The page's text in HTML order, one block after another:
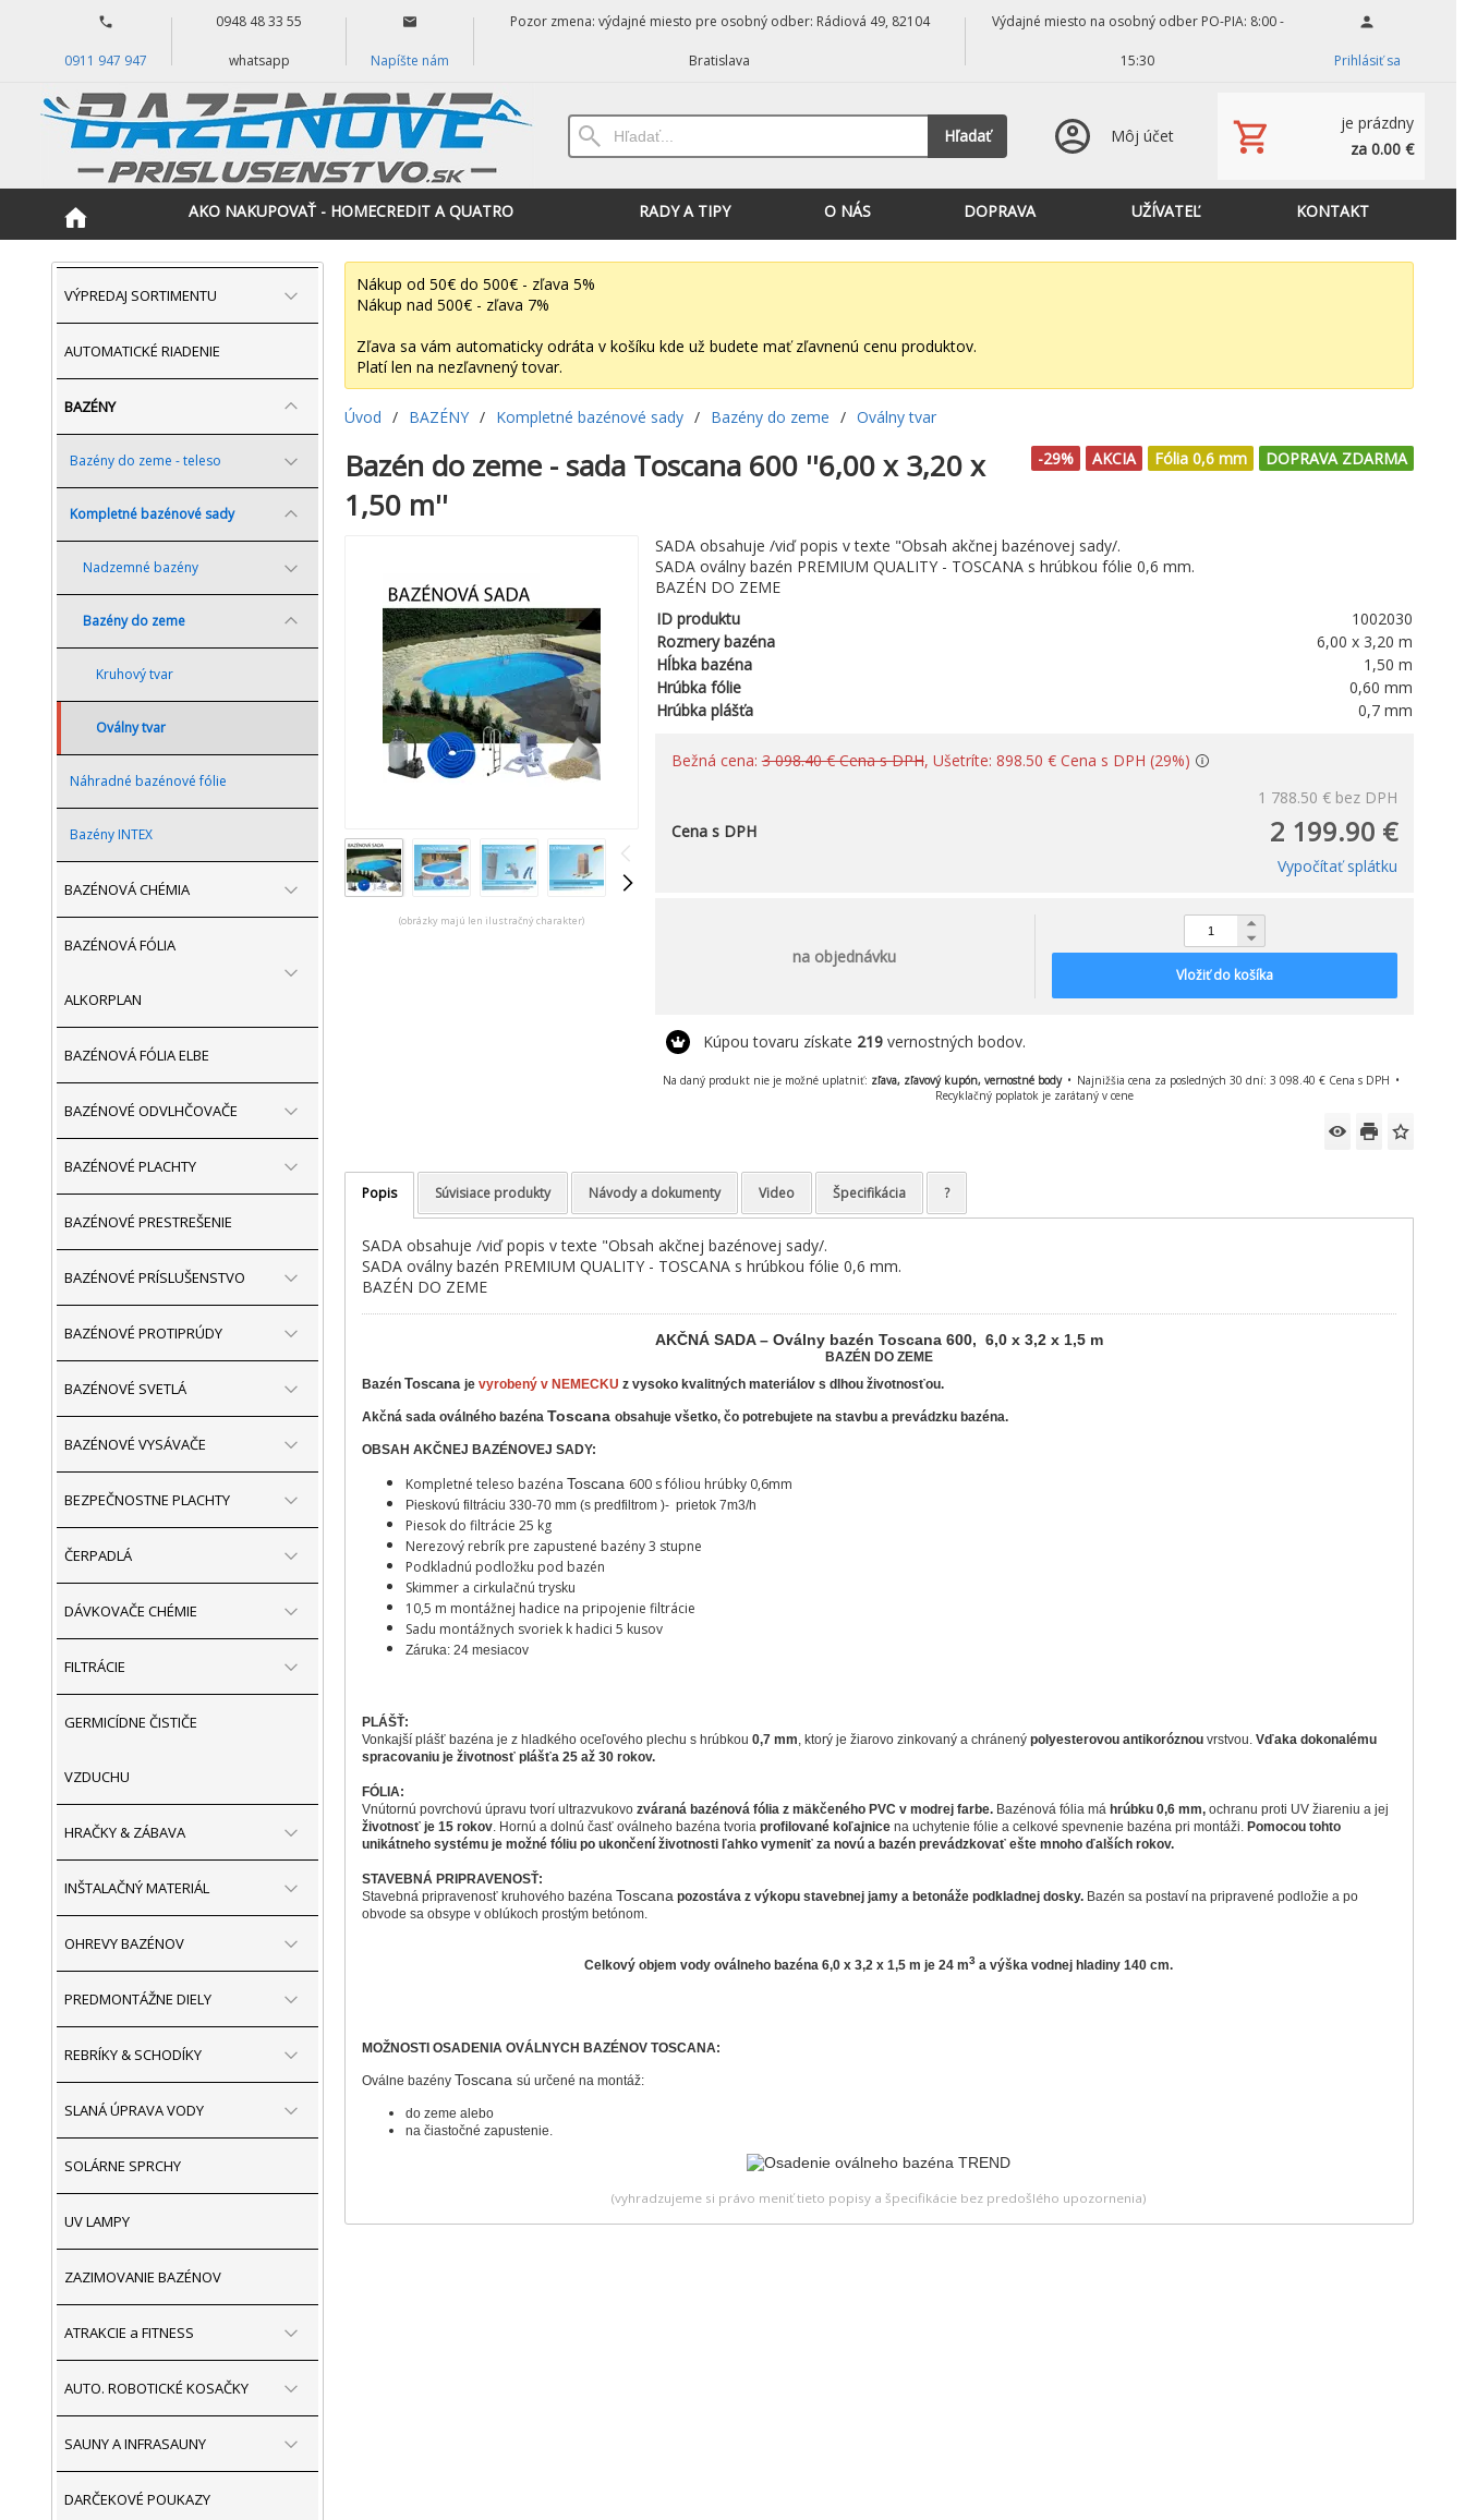
0911 947 947
0948 48 33 55
whatsapp Napíšte nám
Pozor zmena: výdajné miesto pre osobný odber: Rádiová 49, 82104
Bratislava
Výdajné miesto na osobný odber PO-PIA: 8:00 -
15:30 Prihlásiť sa
Hľadať Môj účet
je prázdny
za 0.00 €
AKO NAKUPOVAŤ - HOMECREDIT A QUATRO RADY A TIPY O NÁS DOPRAVA UŽÍVATEĽ KONTAKT
VÝPREDAJ SORTIMENTU
AUTOMATICKÉ RIADENIE
BAZÉNY
Bazény do zeme - teleso
Kompletné bazénové sady
Nadzemné bazény
Bazény do zeme
Kruhový tvar
Oválny tvar
Náhradné bazénové fólie
Bazény INTEX
BAZÉNOVÁ CHÉMIA
BAZÉNOVÁ FÓLIA
ALKORPLAN
BAZÉNOVÁ FÓLIA ELBE
BAZÉNOVÉ ODVLHČOVAČE
BAZÉNOVÉ PLACHTY
BAZÉNOVÉ PRESTREŠENIE
BAZÉNOVÉ PRÍSLUŠENSTVO
BAZÉNOVÉ PROTIPRÚDY
BAZÉNOVÉ SVETLÁ
BAZÉNOVÉ VYSÁVAČE
BEZPEČNOSTNE PLACHTY
ČERPADLÁ
DÁVKOVAČE CHÉMIE
FILTRÁCIE
GERMICÍDNE ČISTIČE
VZDUCHU
HRAČKY & ZÁBAVA
INŠTALAČNÝ MATERIÁL
OHREVY BAZÉNOV
PREDMONTÁŽNE DIELY
REBRÍKY & SCHODÍKY
SLANÁ ÚPRAVA VODY
SOLÁRNE SPRCHY
UV LAMPY
ZAZIMOVANIE BAZÉNOV
ATRAKCIE a FITNESS
AUTO. ROBOTICKÉ KOSAČKY
SAUNY A INFRASAUNY
DARČEKOVÉ POUKAZY
Nákup od 50€ do 500€ - zľava 5%
Nákup nad 500€ - zľava 7%
Zľava sa vám automaticky odráta v košíku kde už budete mať zľavnenú cenu produktov.
Platí len na nezľavnený tovar.
Úvod / BAZÉNY / Kompletné bazénové sady / Bazény do zeme / Oválny tvar
DOPRAVA ZDARMA
Fólia 0,6 mm
AKCIA
-29%
Bazén do zeme - sada Toscana 600 ''6,00 x 3,20 x
1,50 m''
(obrázky majú len ilustračný charakter)
SADA obsahuje /viď popis v texte "Obsah akčnej bazénovej sady/.
SADA oválny bazén PREMIUM QUALITY - TOSCANA s hrúbkou fólie 0,6 mm.
BAZÉN DO ZEME
ID produktu
1002030
Rozmery bazéna
6,00 x 3,20 m
Hĺbka bazéna
1,50 m
Hrúbka fólie
0,60 mm
Hrúbka plášťa
0,7 mm
Bežná cena:3 098.40 € Cena s DPH, Ušetríte: 898.50 € Cena s DPH (29%)
1 788.50 € bez DPH
2 199.90 €
Cena s DPH
Vypočítať splátku
na objednávku
Vložiť do košíka
Kúpou tovaru získate 219vernostných bodov.
Na daný produkt nie je možné uplatniť: zľava, zľavový kupón, vernostné body
Najnižšia cena za posledných 30 dní: 3 098.40 € Cena s DPH
Recyklačný poplatok je zarátaný v cene
Popis Súvisiace produkty Návody a dokumenty Video Špecifikácia ?
SADA obsahuje /viď popis v texte "Obsah akčnej bazénovej sady/.
SADA oválny bazén PREMIUM QUALITY - TOSCANA s hrúbkou fólie 0,6 mm.
BAZÉN DO ZEME
AKČNÁ SADA – Oválny bazén Toscana​ 600, 6,0 x 3,2 x 1,5 m
BAZÉN DO ZEME
Bazén Toscana​ je vyrobený v NEMECKU z vysoko kvalitných materiálov s dlhou životnosťou.
Akčná sada oválného bazéna Toscana​ obsahuje všetko, čo potrebujete na stavbu a prevádzku bazéna.
OBSAH AKČNEJ BAZÉNOVEJ SADY:
Kompletné teleso bazéna Toscana​ 600 s fóliou hrúbky 0,6mm
Pieskovú filtráciu 330-70 mm (s predfiltrom )- prietok 7m3/h
Piesok do filtrácie 25 kg
Nerezový rebrík pre zapustené bazény 3 stupne
Podkladnú podložku pod bazén
Skimmer a cirkulačnú trysku
10,5 m montážnej hadice na pripojenie filtrácie
Sadu montážnych svoriek k hadici 5 kusov
Záruka: 24 mesiacov
PLÁŠŤ:
Vonkajší plášť bazéna je z hladkého oceľového plechu s hrúbkou 0,7 mm, ktorý je žiarovo zinkovaný a chránený polyesterovou antikoróznou vrstvou. Vďaka dokonalému
spracovaniu je životnosť plášťa 25 až 30 rokov.
FÓLIA:
Vnútornú povrchovú úpravu tvorí ultrazvukovo zváraná bazénová fólia z mäkčeného PVC v modrej farbe. Bazénová fólia máhrúbku 0,6 mm,ochranu proti UV žiareniu a jej
životnosť je 15 rokov. Hornú a dolnú časť oválneho bazéna tvoria profilované koľajnice na uchytenie fólie a celkové spevnenie bazéna pri montáži. Pomocou tohto
unikátneho systému je možné fóliu po ukončení životnosti ľahko vymeniť za novú a bazén prevádzkovať ešte mnoho ďalších rokov.
STAVEBNÁ PRIPRAVENOSŤ:
Stavebná pripravenosť kruhového bazéna Toscanapozostáva z výkopu stavebnej jamy a betonáže podkladnej dosky. Bazén sa postaví na pripravené podložie a po
obvode sa obsype v oblúkoch prostým betónom.
Celkový objem vody oválneho bazéna 6,0 x 3,2 x 1,5 m je 24 m3 a výška vodnej hladiny 140 cm.
MOŽNOSTI OSADENIA OVÁLNYCH BAZÉNOV TOSCANA:
Oválne bazény Toscana sú určené na montáž:
do zeme alebo
na čiastočné zapustenie.
(vyhradzujeme si právo meniť tieto popisy a špecifikácie bez predošlého upozornenia)